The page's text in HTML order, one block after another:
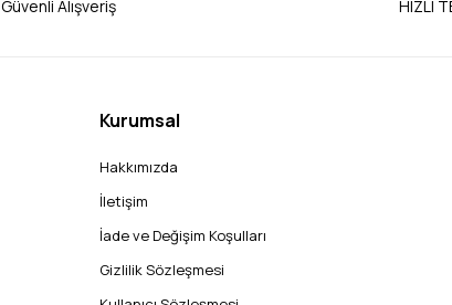
Güvenli Alışveriş HIZLI
Kurumsal
Hakkımızda
İletişim
İade ve Değişim Koşulları
Gizlilik Sözleşmesi